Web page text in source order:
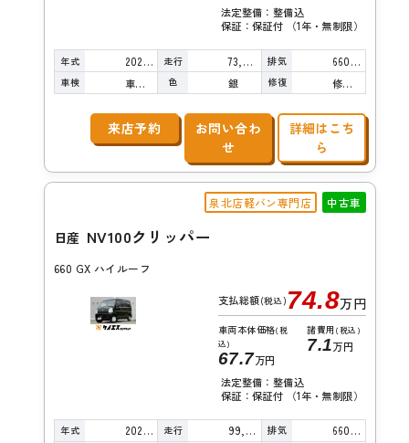
法定整備：整備込
保証：保証付 （1年・無制限）
年式 2021年 走行 73,000km 排気 660cc
車検 車検整備付 色 銀 修復 修復歴無し
来店予約
お問い合わ
せ
詳細はこち
ら
泉北店軽バン専門店 中古車
日産 NV100クリッパー
660 GX ハイルーフ
支払総額(税込) 74.8万円
車両本体価格(税
込)
67.7万円
諸費用 (税込)
7.1万円
法定整備：整備込
保証：保証付 （1年・無制限）
年式 2021年 走行 99,000km 排気 660cc